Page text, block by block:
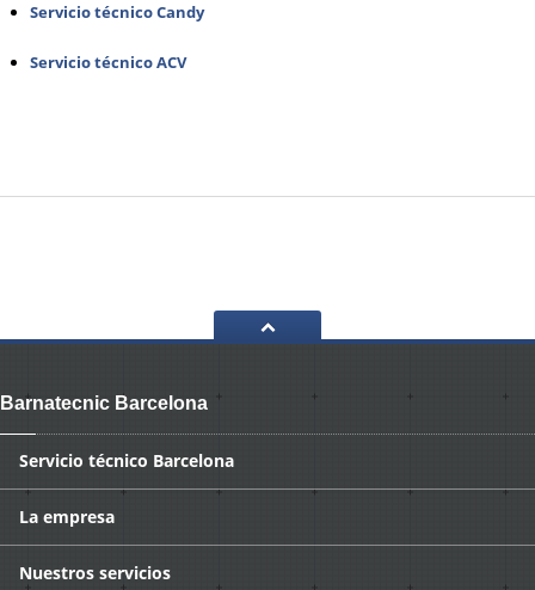
Servicio técnico Candy
Servicio técnico ACV
Barnatecnic Barcelona
Servicio técnico Barcelona
La empresa
Nuestros servicios